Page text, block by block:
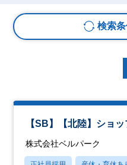
検索
【SB】【北陸】ショ
株式会社ベルパーク